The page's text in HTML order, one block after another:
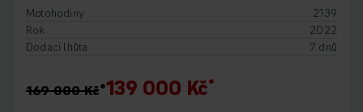
Motohodiny
2139
Rok
2022
Dodací lhůta
7 dnů
169 000 Kč 139 000 Kč